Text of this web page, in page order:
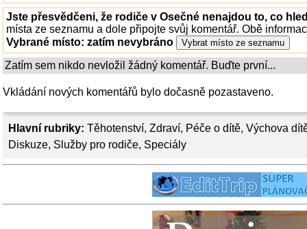
Hlavní rubriky: Těhotenství, Zdraví, Péče o dítě, Výchova
Diskuze, Služby pro rodiče, Speciály
Jste přesvědčeni, že rodiče v Osečné nenajdou to, co
místa ze seznamu a dole připojte svůj komentář. Obě
Vybrané místo: zatím nevybráno
Zatím sem nikdo nevložil žádný komentář. Buďte první...
Vkládání nových komentářů bylo dočasně pozastaveno.